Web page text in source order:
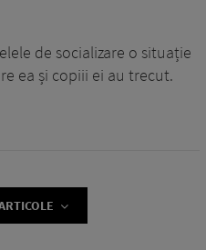
de socializare o situație
ea și copiii ei au trecut.